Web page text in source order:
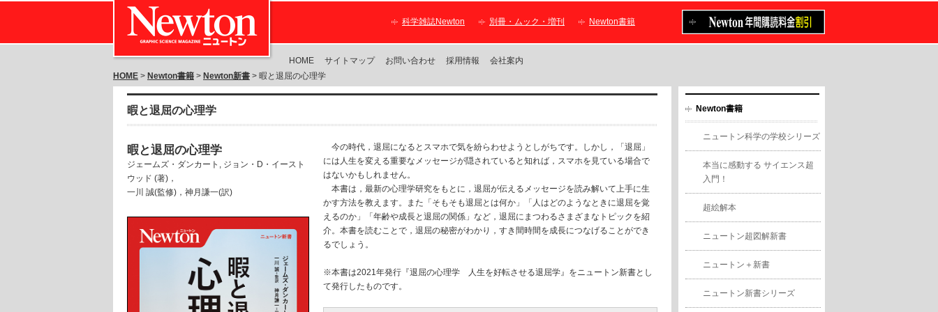
科学雑誌Newton 別冊・ムック・増刊 Newton書籍
HOME サイトマップ お問い合わせ 採用情報
会社案内
HOME > Newton書籍 > Newton新書 > 暇と退屈の心理学
暇と退屈の心理学
暇と退屈の心理学
ジェームズ・ダンカート, ジョン・D・イースト
ウッド (著)，
一川 誠(監修)，神月謙一(訳)
今の時代，退屈になるとスマホで気を紛らわせようとしがちです。しかし，「退屈」
には人生を変える重要なメッセージが隠されていると知れば，スマホを見ている場合で
はないかもしれません。
本書は，最新の心理学研究をもとに，退屈が伝えるメッセージを読み解いて上手に生
かす方法を教えます。また「そもそも退屈とは何か」「人はどのようなときに退屈を覚
えるのか」「年齢や成長と退屈の関係」など ，退屈にまつわるさまざまなトピックを紹
介。本書を読むことで，退屈の秘密がわかり，すき間時間を成長につなげることができ
るでしょう。
※本書は2021年発行『退屈の心理学 人生を好転させる退屈学』をニュートン新書とし
て発行したものです。
Newton書籍
ニュートン科学の学校シリーズ
本当に感動する サイエンス超
入門！
超絵解本
ニュートン超図解新書
ニュートン＋新書
ニュートン新書シリーズ